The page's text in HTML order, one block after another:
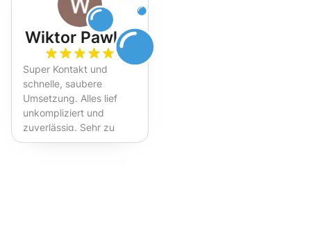
Wiktor Pawlak
Super Kontakt und
schnelle, saubere
Umsetzung. Alles lief
unkompliziert und
zuverlässig. Sehr zu
empfehlen!